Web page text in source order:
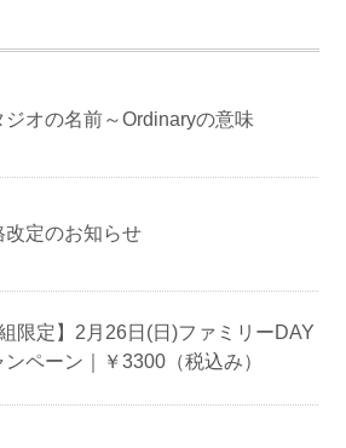
ジオの名前～Ordinaryの意味
改定のお知らせ
組限定】2月26日(日)ファミリーDAY
ンペーン｜￥3300（税込み）